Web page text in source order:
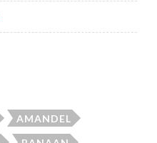
AMANDEL